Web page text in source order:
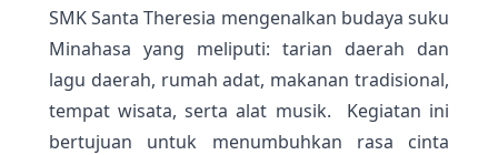
SMK Santa Theresia mengenalkan budaya suku
Minahasa yang meliputi: tarian daerah dan
lagu daerah, rumah adat, makanan tradisional,
tempat wisata, serta alat musik. Kegiatan ini
bertujuan untuk menumbuhkan rasa cinta